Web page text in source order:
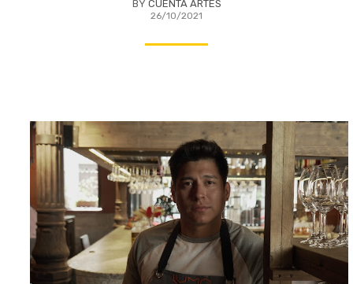
BY CUENTA ARTES
26/10/2021